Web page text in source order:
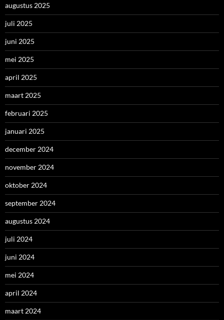
augustus 2025
juli 2025
juni 2025
mei 2025
april 2025
maart 2025
februari 2025
januari 2025
december 2024
november 2024
oktober 2024
september 2024
augustus 2024
juli 2024
juni 2024
mei 2024
april 2024
maart 2024